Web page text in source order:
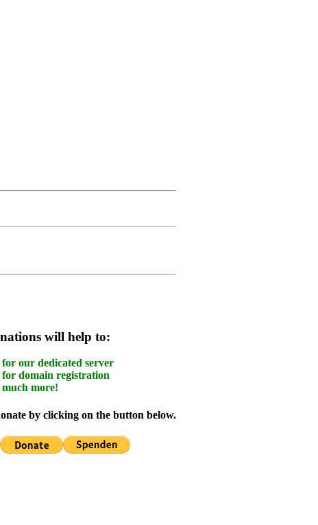
will help to:
for our dedicated server
for domain registration
more!
by clicking on the button below.